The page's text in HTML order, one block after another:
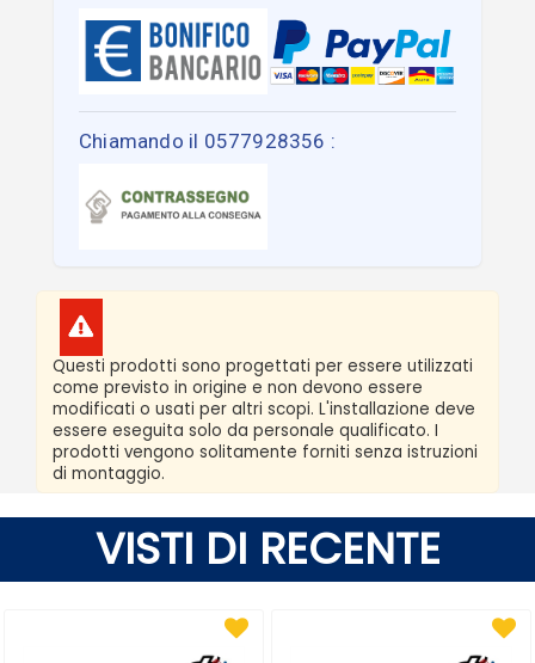
Chiamando il 0577928356 :
Questi prodotti sono progettati per essere utilizzati
come previsto in origine e non devono essere
modificati o usati per altri scopi. L'installazione deve
essere eseguita solo da personale qualificato. I
prodotti vengono solitamente forniti senza istruzioni
di montaggio.
VISTI DI RECENTE